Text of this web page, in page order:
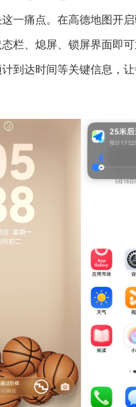
一痛点。在高德地图开
栏、熄屏、锁屏界面即
到达时间等关键信息，